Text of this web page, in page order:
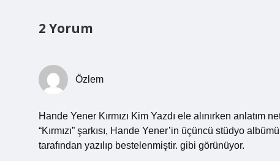
2 Yorum
Özlem
Hande Yener Kırmızı Kim Yazdı ele alınırken
“Kırmızı” şarkısı, Hande Yener’in üçüncü stüdyo
tarafından yazılıp bestelenmiştir. gibi görünüyor.